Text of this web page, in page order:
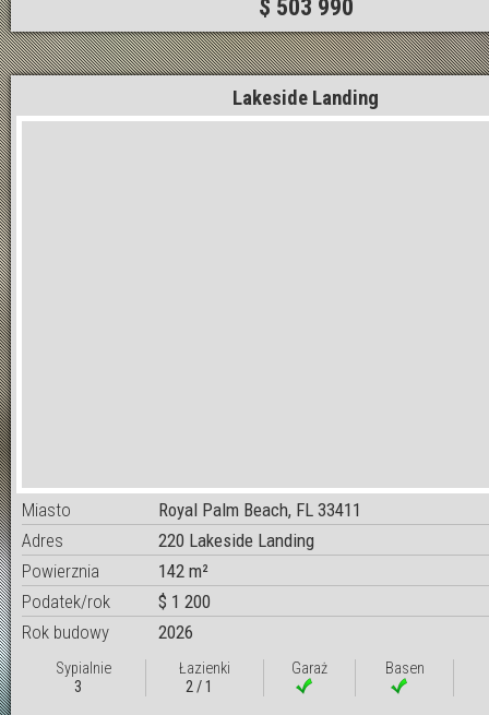
$ 503 990
Lakeside Landing
Miasto
Royal Palm Beach, FL 33411
Adres
220 Lakeside Landing
Powierznia
142 m²
Podatek/rok
$ 1 200
Rok budowy
2026
Sypialnie
3
Łazienki
2 / 1
Garaż Basen